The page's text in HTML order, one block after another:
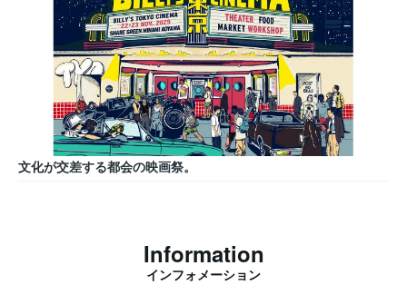
文化が交差する都会の映画祭。
Information
インフォメーション